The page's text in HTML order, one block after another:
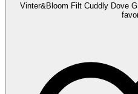
Vinter&Bloom Filt Cuddly Dove